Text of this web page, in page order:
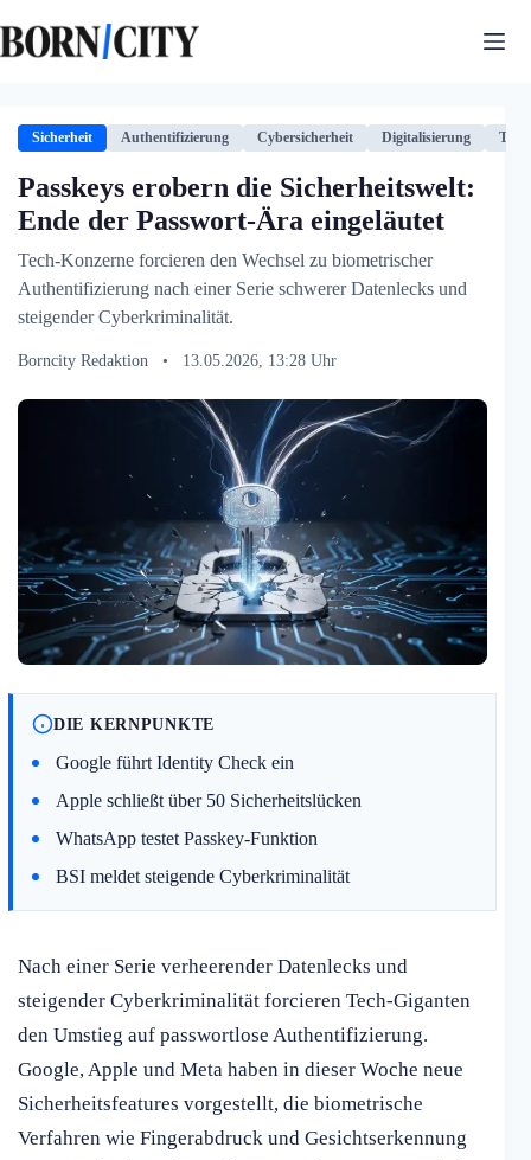
Inhalt
springen
Sicherheit Authentifizierung Cybersicherheit Digitalisierung
Passkeys erobern die Sicherheitswelt:
Ende der Passwort-Ära eingeläutet
Tech-Konzerne forcieren den Wechsel zu biometrischer
Authentifizierung nach einer Serie schwerer Datenlecks und
steigender Cyberkriminalität.
Borncity Redaktion • 13.05.2026, 13:28 Uhr
DIE KERNPUNKTE
Google führt Identity Check ein
Apple schließt über 50 Sicherheitslücken
WhatsApp testet Passkey-Funktion
BSI meldet steigende Cyberkriminalität
Nach einer Serie verheerender Datenlecks und
steigender Cyberkriminalität forcieren Tech-Giganten
den Umstieg auf passwortlose Authentifizierung.
Google, Apple und Meta haben in dieser Woche neue
Sicherheitsfeatures vorgestellt, die biometrische
Verfahren wie Fingerabdruck und Gesichtserkennung